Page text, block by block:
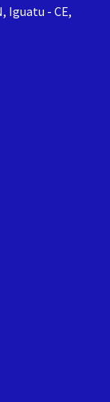
Iguatu - CE,